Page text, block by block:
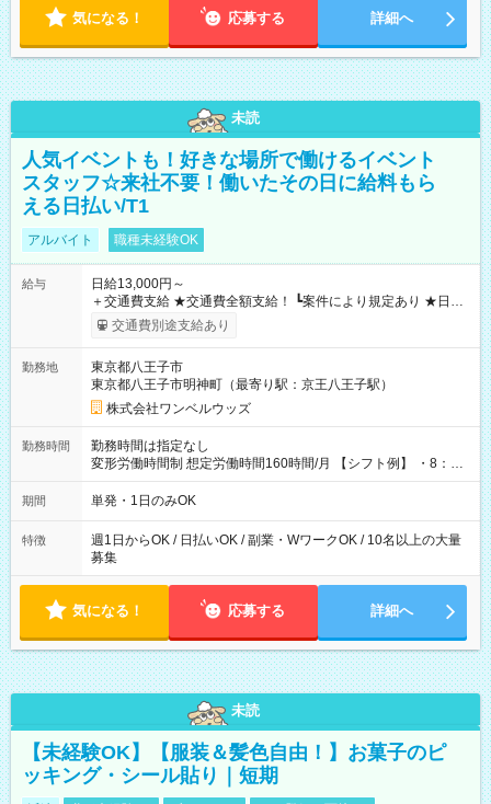
気になる！ 応募する 詳細へ
未読
人気イベントも！好きな場所で働けるイベント
スタッフ☆来社不要！働いたその日に給料もら
える日払い/T1
アルバイト 職種未経験OK
給与
日給13,000円～
＋交通費支給 ★交通費全額支給！ ┗案件により規定あり ★日払
いOK！（規定あり） ┗働いたその日に現金GET♪ お仕事後はコ
ンビニATMから 日払い分を引き落とせます！ 【試用期間】試
交通費別途支給あり
勤務地
東京都八王子市
東京都八王子市明神町（最寄り駅：京王八王子駅）
株式会社ワンベルウッズ
勤務時間
勤務時間は指定なし
変形労働時間制 想定労働時間160時間/月 【シフト例】 ・8：00
～21：00
期間 単発・1日のみOK
特徴
週1日からOK / 日払いOK / 副業・WワークOK / 10名以上の大量
募集
気になる！ 応募する 詳細へ
未読
【未経験OK】【服装＆髪色自由！】お菓子のピ
ッキング・シール貼り｜短期